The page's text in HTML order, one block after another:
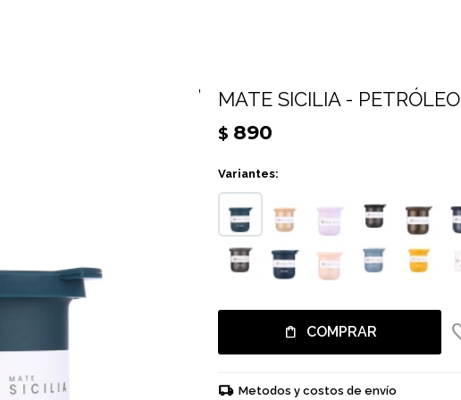
MATE SICILIA - PETRÓLEO
$ 890
Variantes:
COMPRAR
Metodos y costos de envío